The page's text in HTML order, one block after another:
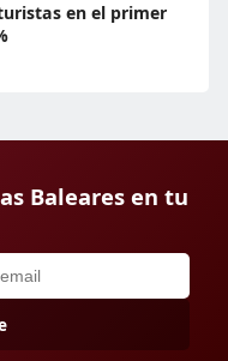
en el primer
Baleares en tu